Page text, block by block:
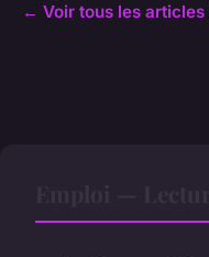
← Voir tous les articles